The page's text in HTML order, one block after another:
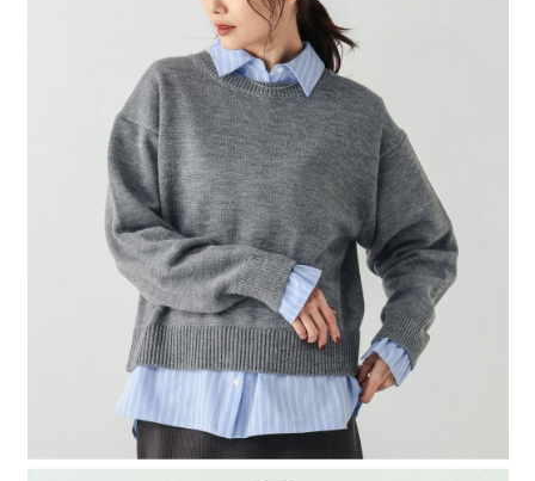
1.本服務係由「台灣大哥大股份有限公司」（以下簡稱本公司）所提供，讓
用戶於交易時，得透過本服務購買商品或服務，並由商店將買賣／分期付款
買賣價金債權讓與本公司後，依約使用本公司帳單繳交帳款。
2.基於同意付款使用「大哥付你分期」之契約關係目的，商店將以您的個人
資料（包含姓名、電話或地址）提供予台灣大哥大進項蒐集、處理及利用，
由本公司與您本人進行分期帳單所需資料之確認、核對及更正。
3.完整用戶服務條款，請詳閱以下連結： https://oppay.tw/userRule
３．收到繳費通知簡訊後14天內，點擊此簡訊中的連結，可透過四大超商／
ATM／網路銀行／等多元方式進行付款，方視為交易完成。
※ 請注意：結帳手續完成當下不需立刻繳費，但若您需要取消訂單，請聯絡
購買商品的店家。未經商家同意取消之訂單仍視為有效，需透過AFTEE先享
後付繳納相關費用。
※ 交易是否成功請以「AFTEE先享後付 」之結帳頁面顯示為準，若有關於
是否繳費成功／繳費後需取消欲退款等相關疑問，請聯繫「AFTEE先享後付
客戶支援中心」https://netprotections.freshdesk.com/support/home
【注意事項】
１．透過由恩沛科技股份有限公司提供之「AFTEE先享後付」服務完成之交
易，需依本服務之必要範圍內提供個人資料，並將交易相關給付款項請求債
權轉讓予恩沛科技股份有限公司。
２．關於個人資料處理事宜，請瀏覽以下網址：
https://aftee.tw/terms/#terms3
３．未成年的使用者請事先徵得法定代理人或監護人之同意方可使用
「AFTEE先享後付」，若未經同意申辦者引起之損失，本公司不負相關責
４．使用「AFTEE先享後付」時，將依據個別帳號之用戶狀況，依本公司即
時審查核予不同之上限額度；若仍有額度不足之情形，本公司將視審查結果
請求用戶進行身份認證。
５．嚴禁一人註冊多個帳號或使用他人資訊註冊。若發現惡意使用之情形，
恩沛科技股份有限公司將有權停止該用戶之使用額度並採取法律行動。
每筆NT$80，滿NT$1,500(含以上)免運費
每筆NT$80，滿NT$1,500(含以上)免運費
每筆NT$80，滿NT$1,500(含以上)免運費